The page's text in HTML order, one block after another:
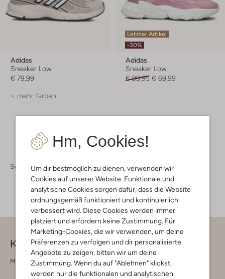
Hm, Cookies!
Um dir bestmöglich zu dienen, verwenden wir
Cookies auf unserer Website. Funktionale und
analytische Cookies sorgen dafür, dass die Website
ordnungsgemäß funktioniert und kontinuierlich
verbessert wird. Diese Cookies werden immer
platziert und erfordern keine Zustimmung. Für
Marketing-Cookies, die wir verwenden, um deine
Präferenzen zu verfolgen und dir personalisierte
Angebote zu zeigen, bitten wir um deine
Zustimmung. Wenn du auf "Ablehnen" klickst,
werden nur die funktionalen und analytischen
Adidas
Sneaker Low
€ 79,99
+ mehr farben
Letzter Artikel
-30%
Adidas
Sneaker Low
€ 99,95 € 69,99
Schuhe Sneaker
Kontakt
Montag - Freitag 09:00 - 17:00 uur